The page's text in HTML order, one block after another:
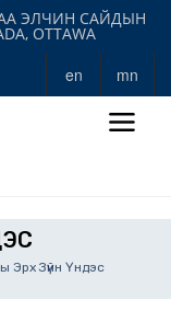
ЭЛЧИН САЙДЫН
OTTAWA
en mn
Эрх Зүйн Үндэс